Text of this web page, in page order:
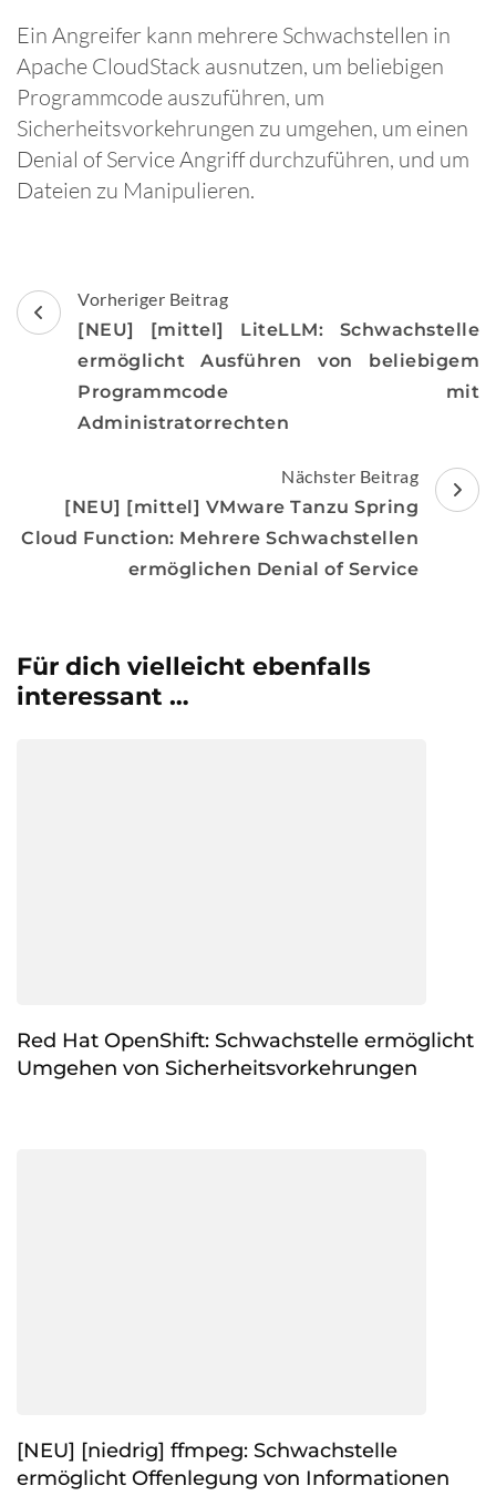
Ein Angreifer kann mehrere Schwachstellen in
Apache CloudStack ausnutzen, um beliebigen
Programmcode auszuführen, um
Sicherheitsvorkehrungen zu umgehen, um einen
Denial of Service Angriff durchzuführen, und um
Dateien zu Manipulieren.
Beitragsnavigation
Vorheriger Beitrag
[NEU] [mittel] LiteLLM: Schwachstelle
ermöglicht Ausführen von beliebigem
Programmcode mit
Administratorrechten
Nächster Beitrag
[NEU] [mittel] VMware Tanzu Spring
Cloud Function: Mehrere Schwachstellen
ermöglichen Denial of Service
Für dich vielleicht ebenfalls
interessant …
Red Hat OpenShift: Schwachstelle ermöglicht
Umgehen von Sicherheitsvorkehrungen
[NEU] [niedrig] ffmpeg: Schwachstelle
ermöglicht Offenlegung von Informationen